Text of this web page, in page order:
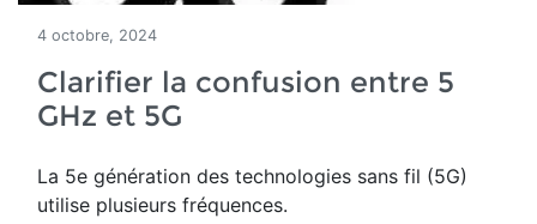
4 octobre, 2024
Clarifier la confusion entre 5
GHz et 5G
La 5e génération des technologies sans fil (5G)
utilise plusieurs fréquences.